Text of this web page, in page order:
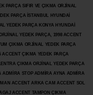
PARÇA SIFIR VE ÇIKMA ORJİNAL
PARÇA İSTANBUL HYUNDAİ
YEDEK PARÇA KONYA HYUNDAİ
YEDEK PARÇA, 1998 ACCENT
ÇIKMA ORJİNAL YEDEK PARÇA
ACCENT ÇIKMA YEDEK PARÇA
ÇIKMA ORJİNAL YEDEK PARÇA
ADMİRA STOP ADMİRA AYNA ADMİRA
ACCENT ARKA CAM ACCENT SOL
ACCENT TAMPON ÇIKMA